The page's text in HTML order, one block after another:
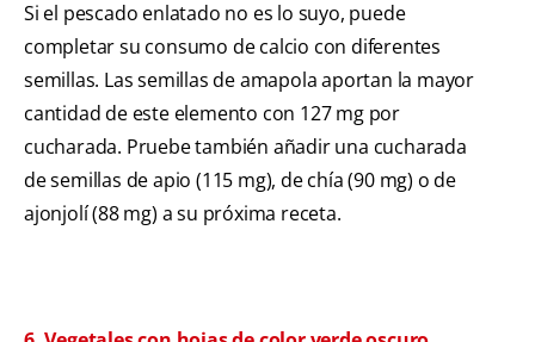
Si el pescado enlatado no es lo suyo, puede
completar su consumo de calcio con diferentes
semillas. Las semillas de amapola aportan la mayor
cantidad de este elemento con 127 mg por
cucharada. Pruebe también añadir una cucharada
de semillas de apio (115 mg), de chía (90 mg) o de
ajonjolí (88 mg) a su próxima receta.